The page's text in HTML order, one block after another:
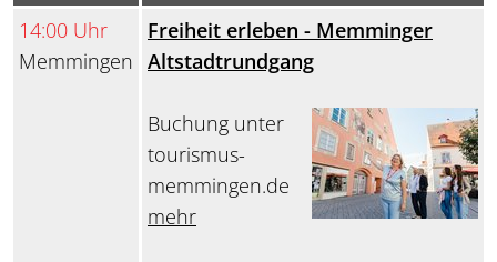
14:00 Uhr
Memmingen
Freiheit erleben - Memminger
Altstadtrundgang
Buchung unter
tourismus-
memmingen.de
mehr